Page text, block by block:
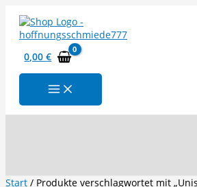
Inhalt
springen
0,00€
Start / Produkte verschlagwortet mit